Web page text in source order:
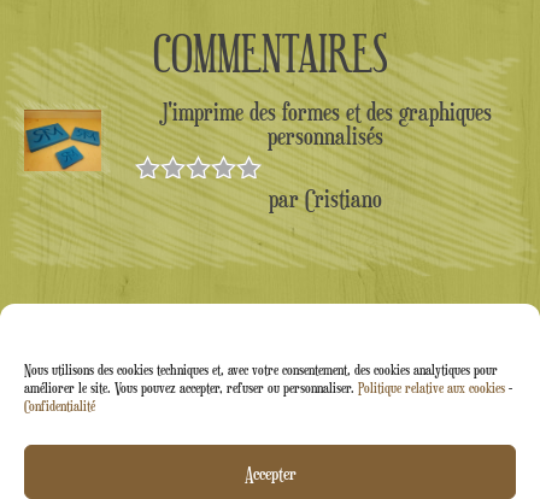
Nous utilisons des cookies techniques et, avec votre consentement, des cookies analytiques pour
améliorer le site. Vous pouvez accepter, refuser ou personnaliser. Politique relative aux cookies -
Confidentialité
Accepter
COMMENTAIRES
J'imprime des formes et des graphiques
personnalisés
Note 5sur
5
par Cristiano
Arti&Inventive ® 2005-2026 | Numéro de TVA :